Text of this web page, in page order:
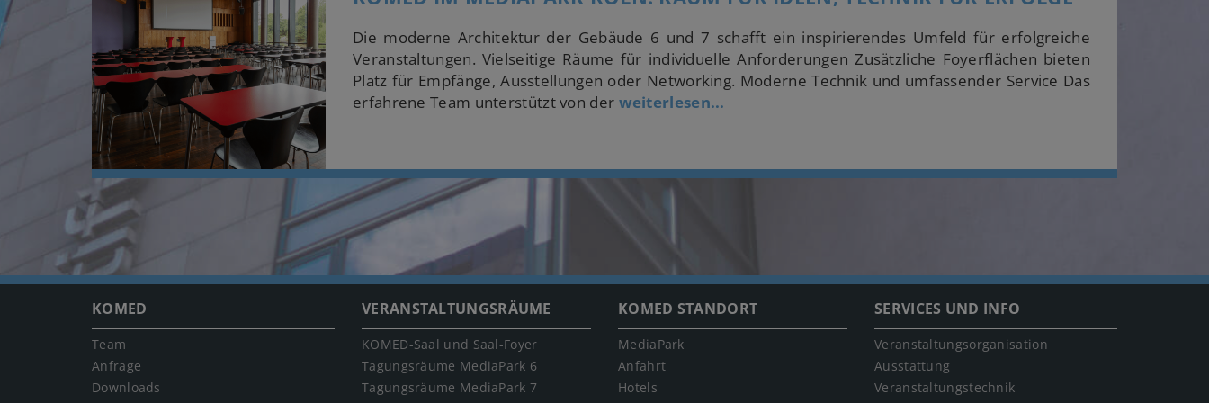
Die moderne Architektur der Gebäude 6 und 7 schafft ein inspirierendes Umfeld für erfolgreiche
Veranstaltungen. Vielseitige Räume für individuelle Anforderungen Zusätzliche Foyerflächen bieten
Platz für Empfänge, Ausstellungen oder Networking. Moderne Technik und umfassender Service Das
erfahrene Team unterstützt von der weiterlesen...
KOMED
Team
Anfrage
Downloads
VERANSTALTUNGSRÄUME
KOMED-Saal und Saal-Foyer
Tagungsräume MediaPark 6
Tagungsräume MediaPark 7
KOMED STANDORT
MediaPark
Anfahrt
Hotels
SERVICES UND INFO
Veranstaltungsorganisation
Ausstattung
Veranstaltungstechnik